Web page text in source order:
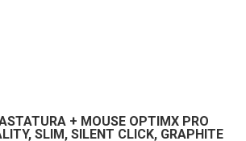
+ MOUSE OPTIMX PRO
SLIM, SILENT CLICK, GRAPHITE